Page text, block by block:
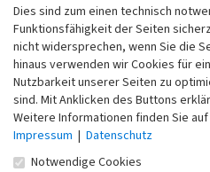
Alternativer Ortsname
Lejno
Fachsicht(en)
Denkmalpflege
Erfassungsmaßstab
Keine Angabe
Erfassungsmethode
Übernahme aus externer
Dies sind zum einen technisch
Funktionsfähigkeit der Seiten
nicht widersprechen, wenn Sie die
hinaus verwenden wir Cookies für
Nutzbarkeit unserer Seiten zu
sind. Mit Anklicken des Buttons
Weitere Informationen finden Sie
Impressum | Datenschutz
Notwendige Cookies